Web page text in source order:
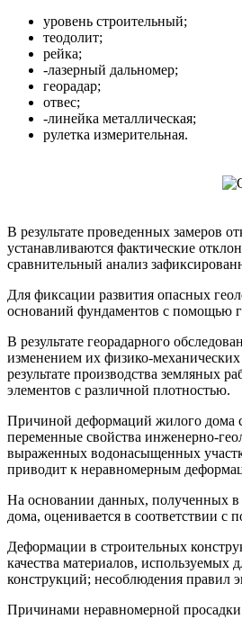
уровень строительный;
теодолит;
рейка;
-лазерный дальномер;
георадар;
отвес;
-линейка металлическая;
рулетка измерительная.
В результате проведенных замеров
устанавливаются фактические
сравнительный анализ
Для фиксации развития опасных
оснований фундаментов с помощью
В результате георадарного
изменением их физико-
результате производства земляных
элементов с различной плотностью.
Причиной деформаций жилого дома
переменные свойства инженерно-
выраженных водонасыщенных
приводит к неравномерным
На основании данных, полученных в
дома, оценивается в соответствии с
Деформации в строительных
качества материалов,
конструкций; несоблюдения правил
Причинами неравномерной